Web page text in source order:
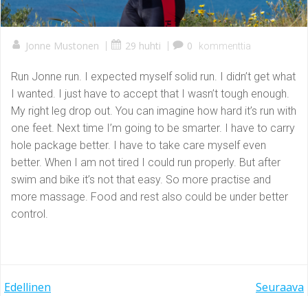
Jonne Mustonen | 29 huhti | 0 kommenttia
Run Jonne run. I expected myself solid run. I didn’t get what
I wanted. I just have to accept that I wasn’t tough enough.
My right leg drop out. You can imagine how hard it’s run with
one feet. Next time I’m going to be smarter. I have to carry
hole package better. I have to take care myself even
better. When I am not tired I could run properly. But after
swim and bike it’s not that easy. So more practise and
more massage. Food and rest also could be under better
control.
Edellinen Seuraava